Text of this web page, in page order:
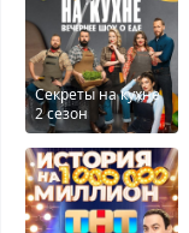
Секреты на кухне
2 сезон